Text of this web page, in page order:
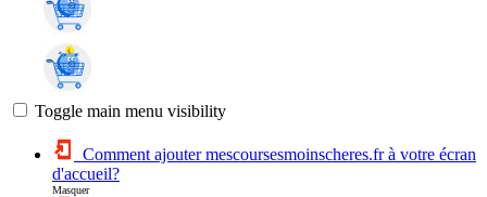
Toggle main menu visibility
Comment ajouter mescoursesmoinscheres.fr à votre écran
d'accueil?
Masquer